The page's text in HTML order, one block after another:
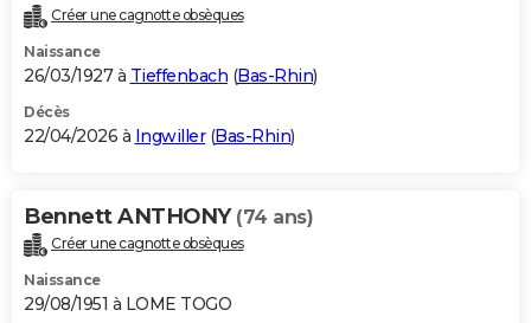
Bricolage
Lifestyle
Culture
Sport
Auto
Television
Voyage
CinemaCréer une cagnotte obsèques
Naissance
26/03/1927 à Tieffenbach (Bas-Rhin)
Décès
22/04/2026 à Ingwiller(Bas-Rhin)
Bennett ANTHONY (74 ans)
Créer une cagnotte obsèques
Naissance
29/08/1951 à LOME TOGO